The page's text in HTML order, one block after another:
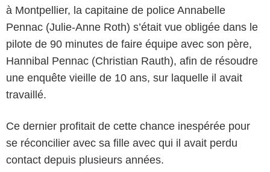
à Montpellier, la capitaine de police Annabelle
Pennac (Julie-Anne Roth) s’était vue obligée dans le
pilote de 90 minutes de faire équipe avec son père,
Hannibal Pennac (Christian Rauth), afin de résoudre
une enquête vieille de 10 ans, sur laquelle il avait
travaillé.
Ce dernier profitait de cette chance inespérée pour
se réconcilier avec sa fille avec qui il avait perdu
contact depuis plusieurs années.